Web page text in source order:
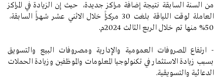
من السنة السابقة نتيجة إضافة مراكز جديدة، حيث إن الزيادة في المراكز
العاملة لوقت اللياقة بلغت 30 مركزاً خلال الاثني عشر شهراً السابقة،
50% منها تم خلال الربع الثالث 2024م.
- ارتفاع المصروفات العمومية والإدارية ومصروفات البيع والتسويق
بسبب زيادة الاستثمار في تكنولوجيا المعلومات والموظفين وزيادة الحملات
الدعائية والتسويقية.